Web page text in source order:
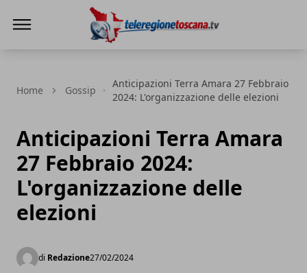
Home Gossip
Anticipazioni Terra Amara 27 Febbraio
2024: L'organizzazione delle elezioni
Anticipazioni Terra Amara
27 Febbraio 2024:
L'organizzazione delle
elezioni
di Redazione27/02/2024